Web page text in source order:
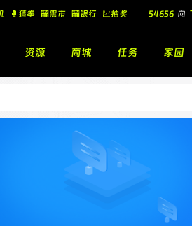
🥊猜拳 🏧黑市 🏧银行 💹抽奖
🎁
54656 向
飞流 向 北
飞流 向 北
资源 商城 任务 家园